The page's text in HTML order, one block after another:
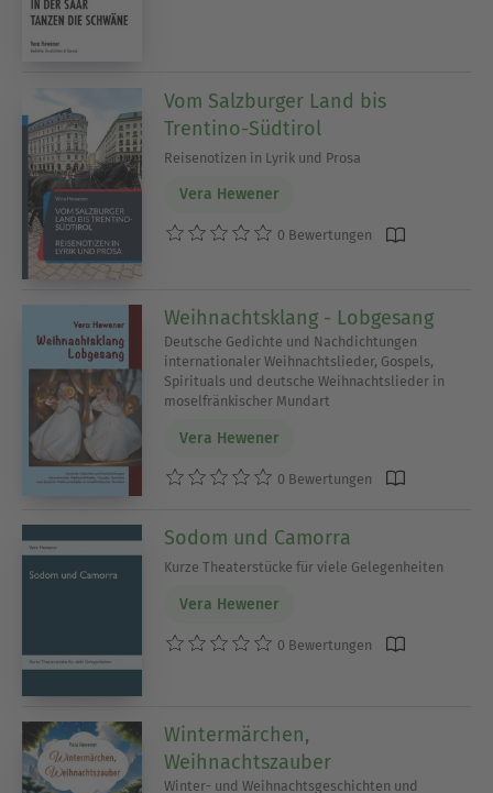
Vom Salzburger Land bis
Trentino-Südtirol
Reisenotizen in Lyrik und Prosa
Vera Hewener
0 Bewertungen
Weihnachtsklang - Lobgesang
Deutsche Gedichte und Nachdichtungen
internationaler Weihnachtslieder, Gospels,
Spirituals und deutsche Weihnachtslieder in
moselfränkischer Mundart
Vera Hewener
0 Bewertungen
Sodom und Camorra
Kurze Theaterstücke für viele Gelegenheiten
Vera Hewener
0 Bewertungen
Wintermärchen,
Weihnachtszauber
Winter- und Weihnachtsgeschichten und